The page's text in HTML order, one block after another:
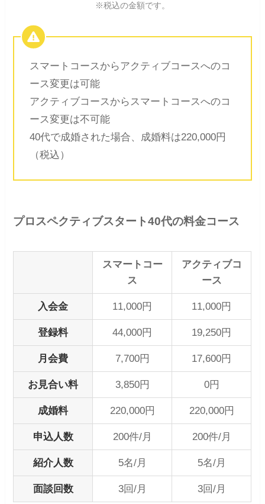
※税込の金額です。
スマートコースからアクティブコースへのコ
ース変更は可能
アクティブコースからスマートコースへのコ
ース変更は不可能
40代で成婚された場合、成婚料は220,000円
（税込）
プロスペクティブスタート40代の料金コース
スマートコー
ス
アクティブコ
ース
入会金 11,000円 11,000円
登録料 44,000円 19,250円
月会費 7,700円 17,600円
お見合い料 3,850円 0円
成婚料 220,000円 220,000円
申込人数 200件/月 200件/月
紹介人数 5名/月 5名/月
面談回数 3回/月 3回/月